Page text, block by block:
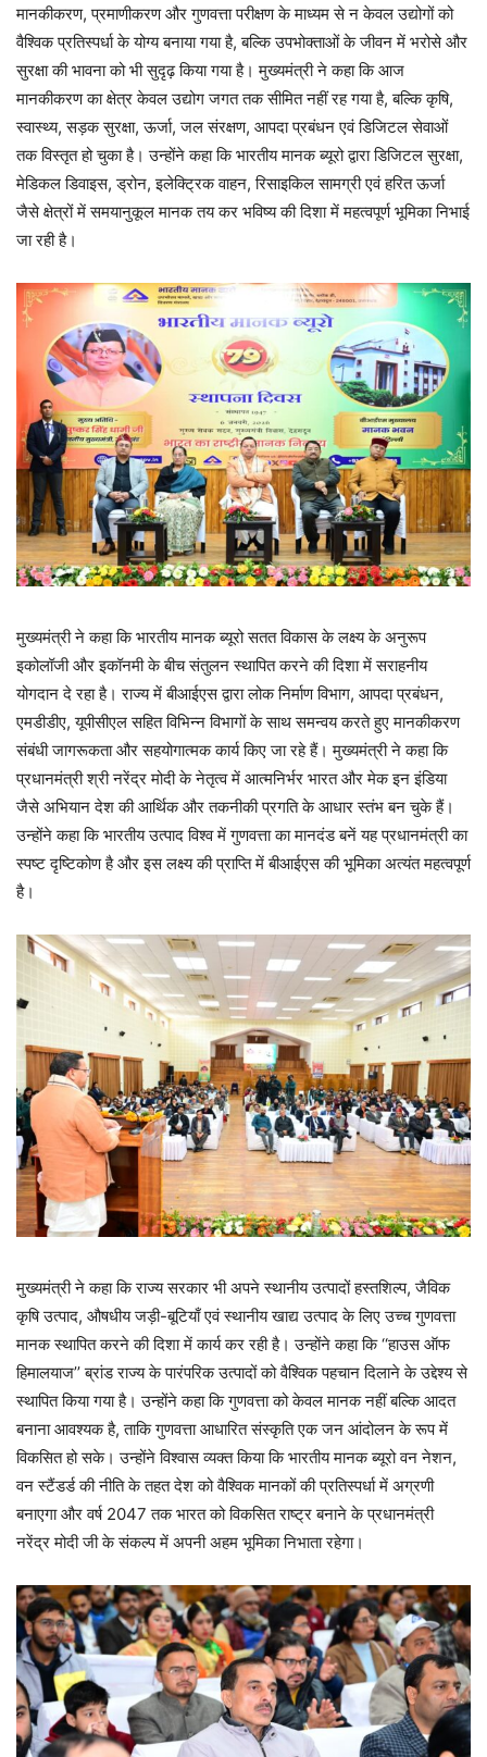
मानकीकरण, प्रमाणीकरण और गुणवत्ता परीक्षण के माध्यम से न केवल उद्योगों को
वैश्विक प्रतिस्पर्धा के योग्य बनाया गया है, बल्कि उपभोक्ताओं के जीवन में भरोसे और
सुरक्षा की भावना को भी सुदृढ़ किया गया है। मुख्यमंत्री ने कहा कि आज
मानकीकरण का क्षेत्र केवल उद्योग जगत तक सीमित नहीं रह गया है, बल्कि कृषि,
स्वास्थ्य, सड़क सुरक्षा, ऊर्जा, जल संरक्षण, आपदा प्रबंधन एवं डिजिटल सेवाओं
तक विस्तृत हो चुका है। उन्होंने कहा कि भारतीय मानक ब्यूरो द्वारा डिजिटल सुरक्षा,
मेडिकल डिवाइस, ड्रोन, इलेक्ट्रिक वाहन, रिसाइकिल सामग्री एवं हरित ऊर्जा
जैसे क्षेत्रों में समयानुकूल मानक तय कर भविष्य की दिशा में महत्वपूर्ण भूमिका निभाई
जा रही है।
मुख्यमंत्री ने कहा कि भारतीय मानक ब्यूरो सतत विकास के लक्ष्य के अनुरूप
इकोलॉजी और इकॉनमी के बीच संतुलन स्थापित करने की दिशा में सराहनीय
योगदान दे रहा है। राज्य में बीआईएस द्वारा लोक निर्माण विभाग, आपदा प्रबंधन,
एमडीडीए, यूपीसीएल सहित विभिन्न विभागों के साथ समन्वय करते हुए मानकीकरण
संबंधी जागरूकता और सहयोगात्मक कार्य किए जा रहे हैं। मुख्यमंत्री ने कहा कि
प्रधानमंत्री श्री नरेंद्र मोदी के नेतृत्व में आत्मनिर्भर भारत और मेक इन इंडिया
जैसे अभियान देश की आर्थिक और तकनीकी प्रगति के आधार स्तंभ बन चुके हैं।
उन्होंने कहा कि भारतीय उत्पाद विश्व में गुणवत्ता का मानदंड बनें यह प्रधानमंत्री का
स्पष्ट दृष्टिकोण है और इस लक्ष्य की प्राप्ति में बीआईएस की भूमिका अत्यंत महत्वपूर्ण
है।
मुख्यमंत्री ने कहा कि राज्य सरकार भी अपने स्थानीय उत्पादों हस्तशिल्प, जैविक
कृषि उत्पाद, औषधीय जड़ी-बूटियाँ एवं स्थानीय खाद्य उत्पाद के लिए उच्च गुणवत्ता
मानक स्थापित करने की दिशा में कार्य कर रही है। उन्होंने कहा कि ‘‘हाउस ऑफ
हिमालयाज’’ ब्रांड राज्य के पारंपरिक उत्पादों को वैश्विक पहचान दिलाने के उद्देश्य से
स्थापित किया गया है। उन्होंने कहा कि गुणवत्ता को केवल मानक नहीं बल्कि आदत
बनाना आवश्यक है, ताकि गुणवत्ता आधारित संस्कृति एक जन आंदोलन के रूप में
विकसित हो सके। उन्होंने विश्वास व्यक्त किया कि भारतीय मानक ब्यूरो वन नेशन,
वन स्टैंडर्ड की नीति के तहत देश को वैश्विक मानकों की प्रतिस्पर्धा में अग्रणी
बनाएगा और वर्ष 2047 तक भारत को विकसित राष्ट्र बनाने के प्रधानमंत्री
नरेंद्र मोदी जी के संकल्प में अपनी अहम भूमिका निभाता रहेगा।